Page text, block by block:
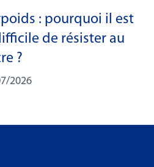
: pourquoi il est
de résister au
?
2026